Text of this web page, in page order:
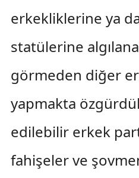
erkekliklerine ya
statülerine
görmeden diğer
yapmakta
edilebilir erkek
fahişeler ve